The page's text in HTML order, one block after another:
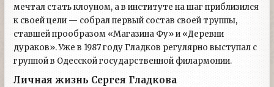
мечтал стать клоуном, а в институте на шаг приблизился
к своей цели — собрал первый состав своей труппы,
ставшей прообразом «Магазина Фу» и «Деревни
дураков». Уже в 1987 году Гладков регулярно выступал с
группой в Одесской государственной филармонии.
Личная жизнь Сергея Гладкова